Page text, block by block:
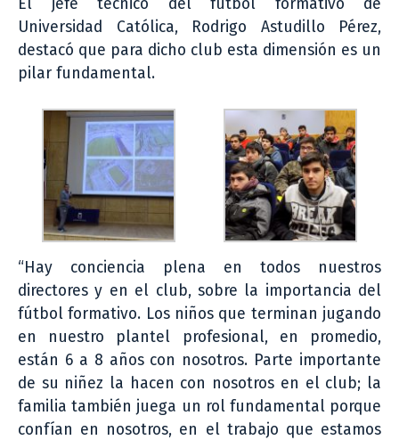
El jefe técnico del fútbol formativo de
Universidad Católica, Rodrigo Astudillo Pérez,
destacó que para dicho club esta dimensión es un
pilar fundamental.
“Hay conciencia plena en todos nuestros
directores y en el club, sobre la importancia del
fútbol formativo. Los niños que terminan jugando
en nuestro plantel profesional, en promedio,
están 6 a 8 años con nosotros. Parte importante
de su niñez la hacen con nosotros en el club; la
familia también juega un rol fundamental porque
confían en nosotros, en el trabajo que estamos